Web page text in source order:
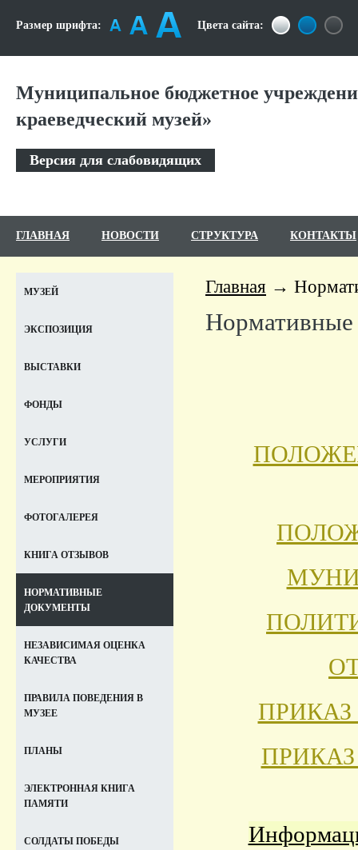
Размер шрифта: Цвета сайта:
Муниципальное бюджетное
краеведческий музей»
Версия для слабовидящих
ГЛАВНАЯ НОВОСТИ СТРУКТУРА КОНТАКТЫ
Главная
МУЗЕЙ
ЭКСПОЗИЦИЯ
ВЫСТАВКИ
ФОНДЫ
УСЛУГИ
МЕРОПРИЯТИЯ
ФОТОГАЛЕРЕЯ
КНИГА ОТЗЫВОВ
НОРМАТИВНЫЕ
ДОКУМЕНТЫ
НЕЗАВИСИМАЯ ОЦЕНКА
КАЧЕСТВА
ПРАВИЛА ПОВЕДЕНИЯ В
МУЗЕЕ
ПЛАНЫ
ЭЛЕКТРОННАЯ КНИГА
ПАМЯТИ
СОЛДАТЫ ПОБЕДЫ